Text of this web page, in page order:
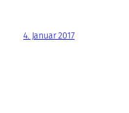
4. Januar 2017